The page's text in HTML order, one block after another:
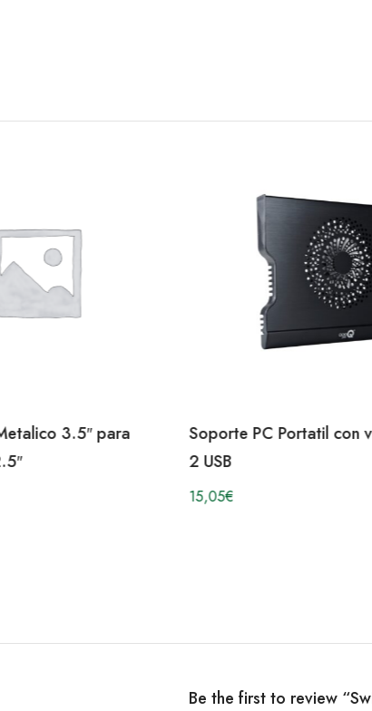
3.5″ para
Soporte PC Portatil con
2 USB
15,05€
Be the first to review